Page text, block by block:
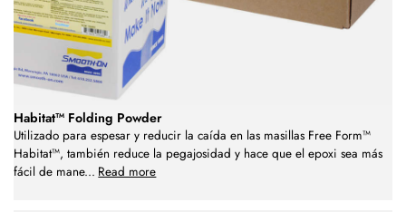
Habitat™ Folding Powder
Utilizado para espesar y reducir la caída en las masillas Free Form™
Habitat™, también reduce la pegajosidad y hace que el epoxi sea más
fácil de mane... Read more